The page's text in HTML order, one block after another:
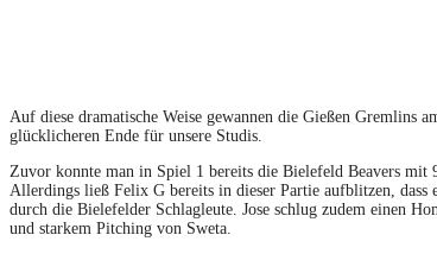
Auf diese dramatische Weise gewannen die Gießen Gremlins
glücklicheren Ende für unsere Studis.
Zuvor konnte man in Spiel 1 bereits die Bielefeld Beavers mit
Allerdings ließ Felix G bereits in dieser Partie aufblitzen, dass
durch die Bielefelder Schlagleute. Jose schlug zudem einen
und starkem Pitching von Sweta.